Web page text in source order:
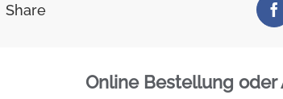
Share
Online Bestellung oder